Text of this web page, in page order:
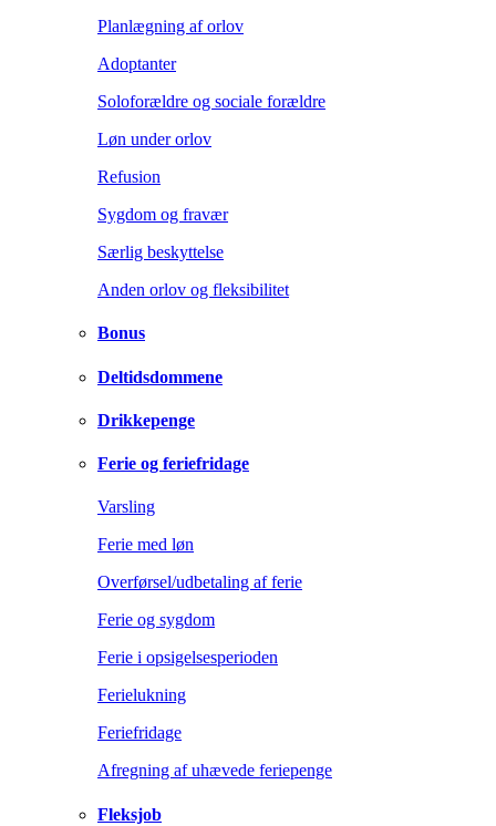
Planlægning af orlov
Adoptanter
Soloforældre og sociale forældre
Løn under orlov
Refusion
Sygdom og fravær
Særlig beskyttelse
Anden orlov og fleksibilitet
Bonus
Deltidsdommene
Drikkepenge
Ferie og feriefridage
Varsling
Ferie med løn
Overførsel/udbetaling af ferie
Ferie og sygdom
Ferie i opsigelsesperioden
Ferielukning
Feriefridage
Afregning af uhævede feriepenge
Fleksjob